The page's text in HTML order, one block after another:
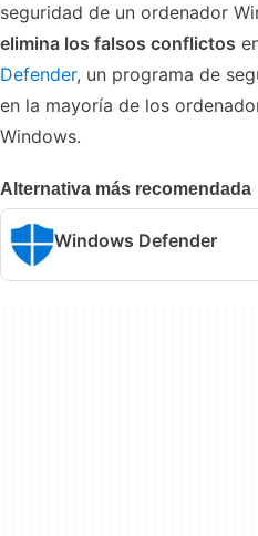
seguridad de un ordenador
elimina los falsos conflictos
Defender, un programa de
en la mayoría de los
Windows.
Alternativa más recomendada
Windows Defender